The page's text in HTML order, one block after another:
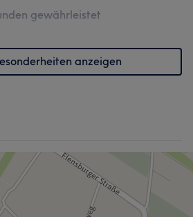
gewährleistet
anzeigen